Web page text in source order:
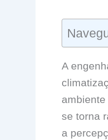
A
se torna
a